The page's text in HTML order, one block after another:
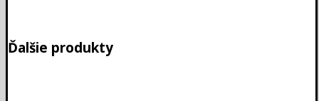
Ďalšie produkty